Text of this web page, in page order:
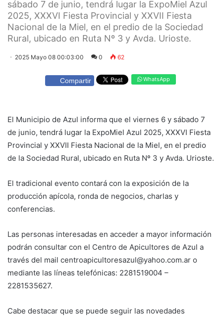
sábado 7 de junio, tendrá lugar la ExpoMiel Azul
2025, XXXVI Fiesta Provincial y XXVII Fiesta
Nacional de la Miel, en el predio de la Sociedad
Rural, ubicado en Ruta Nº 3 y Avda. Urioste.
2025 Mayo 08 00:03:00 0 62
Compartir WhatsApp
El Municipio de Azul informa que el viernes 6 y sábado 7
de junio, tendrá lugar la ExpoMiel Azul 2025, XXXVI Fiesta
Provincial y XXVII Fiesta Nacional de la Miel, en el predio
de la Sociedad Rural, ubicado en Ruta Nº 3 y Avda. Urioste.
El tradicional evento contará con la exposición de la
producción apícola, ronda de negocios, charlas y
conferencias.
Las personas interesadas en acceder a mayor información
podrán consultar con el Centro de Apicultores de Azul a
través del mail centroapicultoresazul@yahoo.com.ar o
mediante las líneas telefónicas: 2281519004 –
2281535627.
Cabe destacar que se puede seguir las novedades